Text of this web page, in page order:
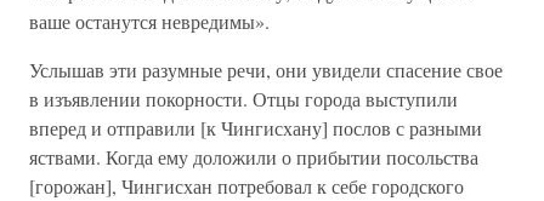
ваше останутся невредимы».
Услышав эти разумные речи, они увидели спасение свое
в изъявлении покорности. Отцы города выступили
вперед и отправили [к Чингисхану] послов с разными
яствами. Когда ему доложили о прибытии посольства
[горожан], Чингисхан потребовал к себе городского